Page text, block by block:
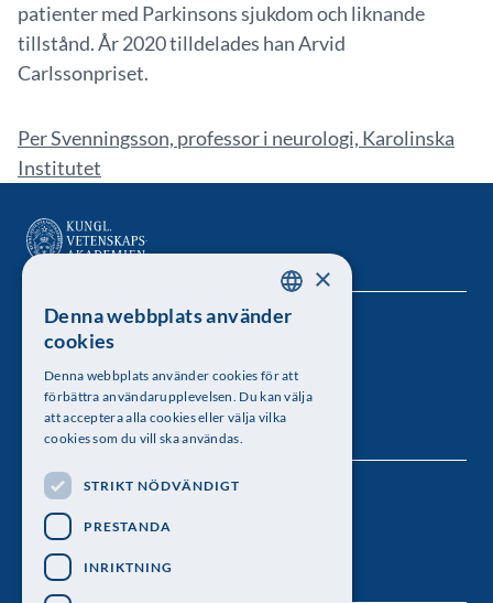
patienter med Parkinsons sjukdom och liknande
tillstånd. År 2020 tilldelades han Arvid
Carlssonpriset.
Per Svenningsson, professor i neurologi, Karolinska
Institutet
Kungl. Vetenskapsakademien
Besöksadress: Lilla Frescativägen 4A
Telefon: 08-673 95 00
Följ oss
SWEDISH
×
Denna webbplats använder
cookies
Denna webbplats använder cookies för att
förbättra användarupplevelsen. Du kan välja
att acceptera alla cookies eller välja vilka
cookies som du vill ska användas.
STRIKT NÖDVÄNDIGT
PRESTANDA
INRIKTNING